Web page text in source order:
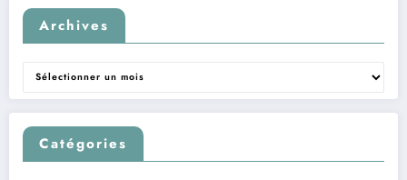
Archives
Archives
Catégories